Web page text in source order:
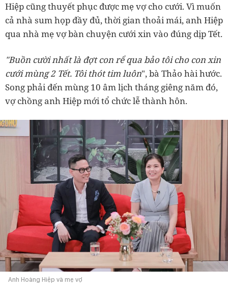
Hiệp cũng thuyết phục được mẹ vợ cho cưới. Vì muốn
cả nhà sum họp đầy đủ, thời gian thoải mái, anh Hiệp
qua nhà mẹ vợ bàn chuyện cưới xin vào đúng dịp Tết.
"Buồn cười nhất là đợt con rể qua bảo tôi cho con xin
cưới mùng 2 Tết. Tôi thót tim luôn", bà Thảo hài hước.
Song phải đến mùng 10 âm lịch tháng giêng năm đó,
vợ chồng anh Hiệp mới tổ chức lễ thành hôn.
Anh Hoàng Hiệp và mẹ vợ